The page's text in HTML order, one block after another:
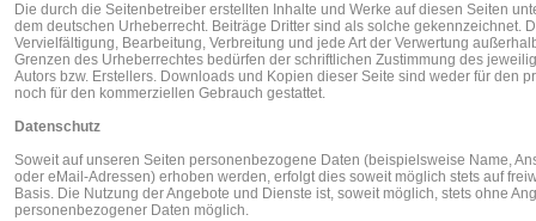
Die durch die Seitenbetreiber erstellten Inhalte und Werke auf diesen Seiten
dem deutschen Urheberrecht. Beiträge Dritter sind als solche gekennzeichnet.
Vervielfältigung, Bearbeitung, Verbreitung und jede Art der Verwertung
Grenzen des Urheberrechtes bedürfen der schriftlichen Zustimmung des
Autors bzw. Erstellers. Downloads und Kopien dieser Seite sind weder für den
noch für den kommerziellen Gebrauch gestattet.
Datenschutz
Soweit auf unseren Seiten personenbezogene Daten (beispielsweise Name,
oder eMail-Adressen) erhoben werden, erfolgt dies soweit möglich stets auf
Basis. Die Nutzung der Angebote und Dienste ist, soweit möglich, stets ohne
personenbezogener Daten möglich.